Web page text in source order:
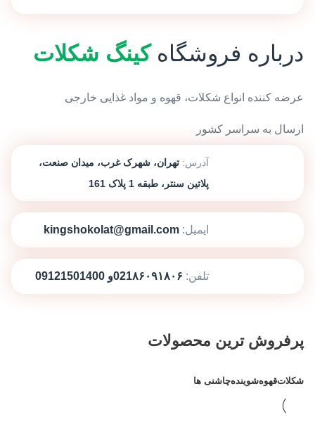
درباره فروشگاهکینگ شکلات
عرضه کننده انواع شکلات، قهوه و مواد غذایی خارجی
ارسال به سراسر کشور
آدرس: تهران، شهرک غرب، میدان صنعت،
پلاتین سنتر، طبقه 1 پلاک 161
ایمیل: kingshokolat@gmail.com
تلفن: 021۸۶۰۹۱۸۰۶و 09121501400
پرفروش ترین محصولات
شکلاتقهوهشویندهچاشنی ها